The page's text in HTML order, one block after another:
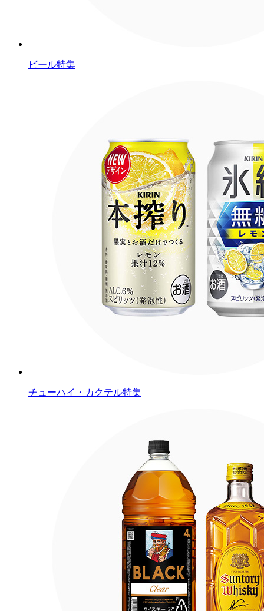
ビール特集
チューハイ・カクテル特集